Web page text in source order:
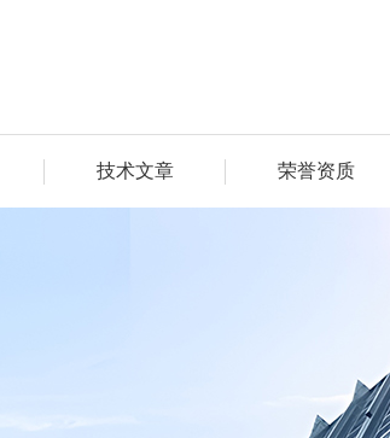
技术文章 荣誉资质